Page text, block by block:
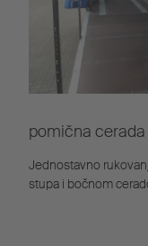
pomična cerada
Jednostavno
stupa i bočnom